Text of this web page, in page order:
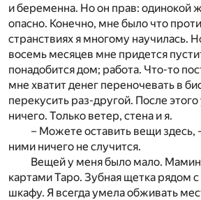
и беременна. Но он прав: одинокой
опасно. Конечно, мне было что
странствиях я многому научилась.
восемь месяцев мне придется
понадобится дом; работа. Что-то
мне хватит денег переночевать в
перекусить раз-другой. После
ничего. Только ветер, стена и я.
– Можете оставить вещи здесь,
ними ничего не случится.
Вещей у меня было мало.
картами Таро. Зубная щетка рядом
шкафу. Я всегда умела обживать